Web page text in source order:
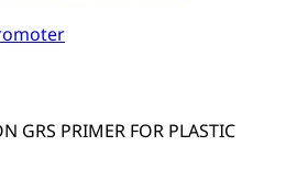
GRS PRIMER FOR PLASTIC